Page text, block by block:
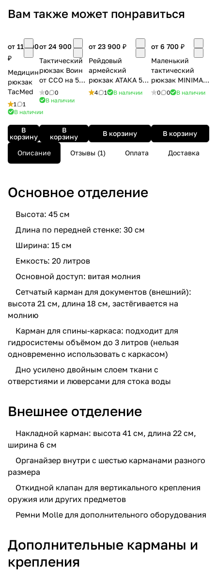
Вам также может понравиться
от 11 900
₽
Медицинский
рюкзак
TacMed
1
1
В наличии
В
корзину
от 24 900 ₽
Тактический
рюкзак Воин
от ССО на 55
литров
0
0
В наличии
В
корзину
от 23 900 ₽
Рейдовый
армейский
рюкзак АТАКА 5
от ССО на 60
4 1 В наличии
В корзину
от 6 700 ₽
Маленький
тактический
рюкзак MINIMAP
MOLLE (4.5 л)
0 0 В наличии
В корзину
Описание Отзывы (1) Оплата Доставка
Основное отделение
Высота: 45 см
Длина по передней стенке: 30 см
Ширина: 15 см
Емкость: 20 литров
Основной доступ: витая молния
Сетчатый карман для документов (внешний):
высота 21 см, длина 18 см, застёгивается на
молнию
Карман для спины-каркаса: подходит для
гидросистемы объёмом до 3 литров (нельзя
одновременно использовать с каркасом)
Дно усилено двойным слоем ткани с
отверстиями и люверсами для стока воды
Внешнее отделение
Накладной карман: высота 41 см, длина 22 см,
ширина 6 см
Органайзер внутри с шестью карманами разного
размера
Откидной клапан для вертикального крепления
оружия или других предметов
Ремни Molle для дополнительного оборудования
Дополнительные карманы и
крепления